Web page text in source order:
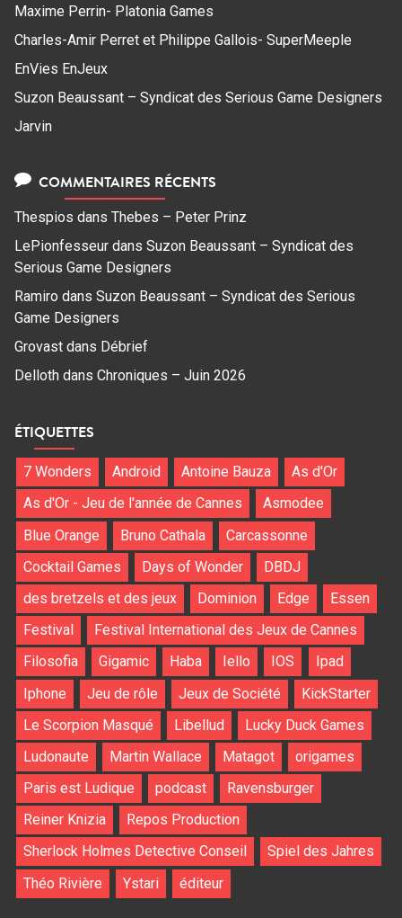
Maxime Perrin- Platonia Games
Charles-Amir Perret et Philippe Gallois- SuperMeeple
EnVies EnJeux
Suzon Beaussant – Syndicat des Serious Game Designers
Jarvin
COMMENTAIRES RÉCENTS
Thespios dans Thebes – Peter Prinz
LePionfesseur dans Suzon Beaussant – Syndicat des
Serious Game Designers
Ramiro dans Suzon Beaussant – Syndicat des Serious
Game Designers
Grovast dans Débrief
Delloth dans Chroniques – Juin 2026
ÉTIQUETTES
7 Wonders Android Antoine Bauza
As d'Or
As d'Or - Jeu de l'année de Cannes
Asmodee
Blue Orange
Bruno Cathala
Carcassonne
Cocktail Games
Days of Wonder
DBDJ
des bretzels et des jeux
Dominion Edge
Essen
Festival
Festival International des Jeux de Cannes
Filosofia
Gigamic Haba Iello IOS
Ipad
Iphone
Jeu de rôle Jeux de Société
KickStarter
Le Scorpion Masqué
Libellud
Lucky Duck Games
Ludonaute
Martin Wallace Matagot
origames
Paris est Ludique
podcast
Ravensburger
Reiner Knizia
Repos Production
Sherlock Holmes Detective Conseil
Spiel des Jahres
Théo Rivière
Ystari éditeur